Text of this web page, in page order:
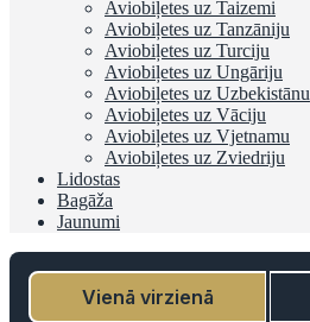
Aviobiļetes uz Taizemi
Aviobiļetes uz Tanzāniju
Aviobiļetes uz Turciju
Aviobiļetes uz Ungāriju
Aviobiļetes uz Uzbekistānu
Aviobiļetes uz Vāciju
Aviobiļetes uz Vjetnamu
Aviobiļetes uz Zviedriju
Lidostas
Bagāža
Jaunumi
Vienā virzienā